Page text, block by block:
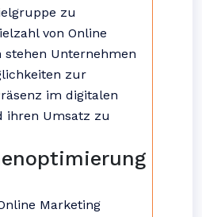
zu
von Online
stehen Unternehmen
zur
im digitalen
ihren Umsatz zu
Marketing